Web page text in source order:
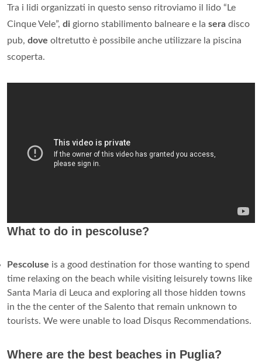
Tra i lidi organizzati in questo senso ritroviamo il lido “Le
Cinque Vele”, di giorno stabilimento balneare e la sera disco
pub, dove oltretutto è possibile anche utilizzare la piscina
scoperta.
What to do in pescoluse?
Pescoluse is a good destination for those wanting to spend
time relaxing on the beach while visiting leisurely towns like
Santa Maria di Leuca and exploring all those hidden towns
in the the center of the Salento that remain unknown to
tourists. We were unable to load Disqus Recommendations.
Where are the best beaches in Puglia?